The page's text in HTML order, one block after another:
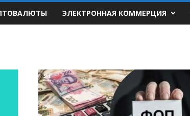
ЭЛЕКТРОННАЯ КОММЕРЦИЯ